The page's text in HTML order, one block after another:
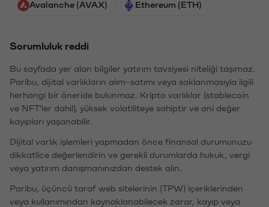
Avalanche (AVAX) Ethereum (ETH)
Sorumluluk reddi
Bu sayfada yer alan bilgiler yatırım tavsiyesi niteliği taşımaz.
Paribu, dijital varlıkların alım-satımı veya saklanmasıyla ilgili
herhangi bir öneride bulunmaz. Kripto varlıklar (stablecoin
ve NFT'ler dahil), yüksek volatiliteye sahiptir ve ani değer
kayıpları yaşanabilir.
Dijital varlık işlemleri yapmadan önce finansal durumunuzu
dikkatlice değerlendirin ve gerekli durumlarda hukuk, vergi
veya yatırım danışmanınızdan destek alın.
Paribu, üçüncü taraf web sitelerinin (TPW) içeriklerinden
veya kullanımından kaynaklanabilecek zarar, kayıp veya